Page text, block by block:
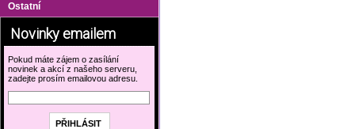
Ostatní
Novinky emailem
Pokud máte zájem o zasílání
novinek a akcí z našeho serveru,
zadejte prosím emailovou adresu.